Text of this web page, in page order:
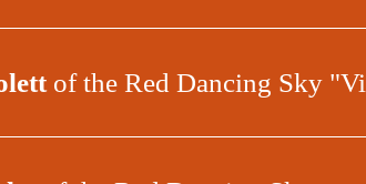
of the Red Dancing Sky